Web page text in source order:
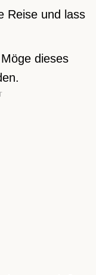
Reise und lass
dieses